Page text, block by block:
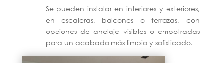
Se pueden instalar en interiores y exteriores,
en escaleras, balcones o terrazas, con
opciones de anclaje visibles o empotradas
para un acabado más limpio y sofisticado.